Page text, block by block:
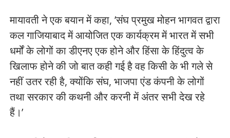
मायावती ने एक बयान में कहा, ’संघ प्रमुख मोहन भागवत द्वारा
कल गाजियाबाद में आयोजित एक कार्यक्रम में भारत में सभी
धर्मों के लोगों का डीएनए एक होने और हिंसा के हिंदुत्व के
खिलाफ होने की जो बात कही गई है वह किसी के भी गले से
नहीं उतर रही है, क्योंकि संघ, भाजपा एंड कंपनी के लोगों
तथा सरकार की कथनी और करनी में अंतर सभी देख रहे
हैं।’